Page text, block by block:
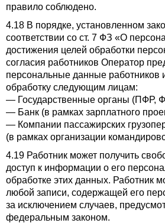
правило соблюдено.
4.18 В порядке, установленном
соответствии со ст. 7 ФЗ «О
достижения целей обработки
согласия работников Оператор
персональные данные работников
обработку следующим лицам:
— Государственные органы (ПФР,
— Банк (в рамках зарплатного
— Компании пассажирских
(в рамках организации
4.19 Работник может получить
доступ к информации о его
обработке этих данных. Работник
любой записи, содержащей его
за исключением случаев,
федеральным законом.